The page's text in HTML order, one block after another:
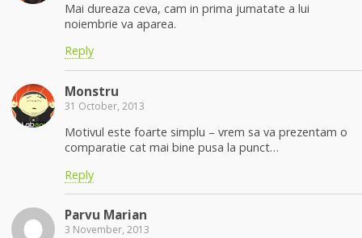
Mai dureaza ceva, cam in prima jumatate a lui
noiembrie va aparea.
Reply
Monstru
31 October, 2013
Motivul este foarte simplu – vrem sa va prezentam o
comparatie cat mai bine pusa la punct…
Reply
Parvu Marian
3 November, 2013